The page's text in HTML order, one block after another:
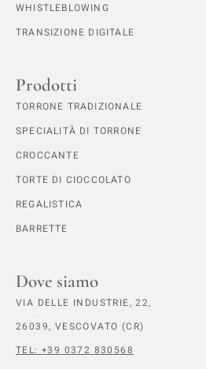
WHISTLEBLOWING
TRANSIZIONE DIGITALE
Prodotti
TORRONE TRADIZIONALE
SPECIALITÀ DI TORRONE
CROCCANTE
TORTE DI CIOCCOLATO
REGALISTICA
BARRETTE
Dove siamo
VIA DELLE INDUSTRIE, 22,
26039, VESCOVATO (CR)
TEL: +39 0372 830568